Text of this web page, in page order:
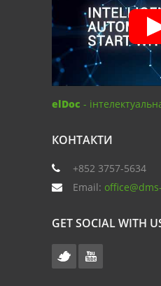
elDoc -
КОНТАКТИ
+852 3757-5634
Email:
GET SOCIAL WITH